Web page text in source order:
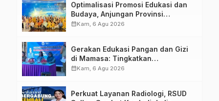
Optimalisasi Promosi Edukasi dan
Budaya, Anjungan Provinsi
Sulawesi Barat Perkuat Kolaborasi
calendar_monthKam, 6 Agu 2026
Gerakan Edukasi Pangan dan Gizi
di Mamasa: Tingkatkan
Pengetahuan dan Keterampilan
calendar_monthKam, 6 Agu 2026
Perkuat Layanan Radiologi, RSUD